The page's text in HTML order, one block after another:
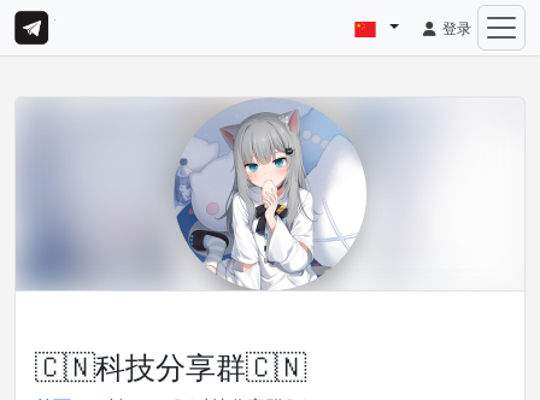
登录
🇨🇳科技分享群🇨🇳